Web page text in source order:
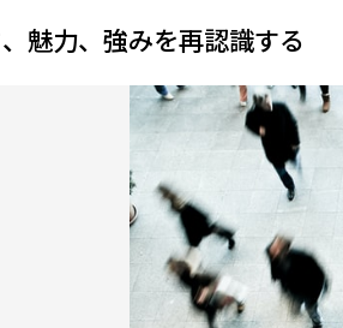
魅力、強みを再認識する